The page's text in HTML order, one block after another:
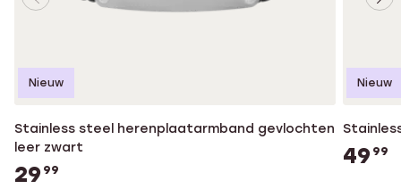
Stainless steel herenplaatarmband gevlochten
leer zwart
29 99
Nieuw
49 99
Nieuw